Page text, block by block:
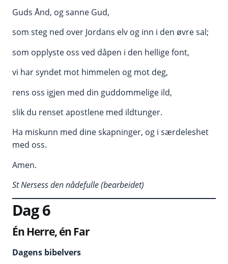
Guds Ånd, og sanne Gud,
som steg ned over Jordans elv og inn i den øvre sal;
som opplyste oss ved dåpen i den hellige font,
vi har syndet mot himmelen og mot deg,
rens oss igjen med din guddommelige ild,
slik du renset apostlene med ildtunger.
Ha miskunn med dine skapninger, og i særdeleshet
med oss.
Amen.
St Nersess den nådefulle (bearbeidet)
Dag 6
Én Herre, én Far
Dagens bibelvers